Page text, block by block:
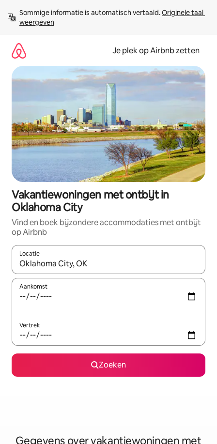
direct
naar
Sommige informatie is automatisch vertaald. Originele taal
weergeven
Je plek op Airbnb zetten
Vakantiewoningen met ontbijt in
Oklahoma City
Vind en boek bijzondere accommodaties met ontbijt
op Airbnb
Locatie
Wanneer er resultaten beschikbaar zijn, maak je een keuze
Aankomst
Vertrek
Zoeken
Gegevens over vakantiewoningen met